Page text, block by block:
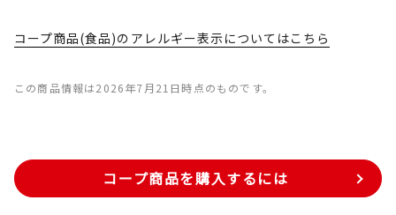
コープ商品(食品)のアレルギー表示についてはこちら
この商品情報は2026年7月21日時点のものです。
コープ商品を購入するには